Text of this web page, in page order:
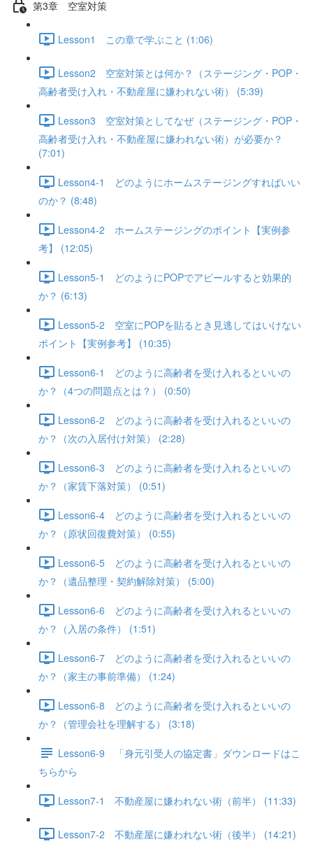
第3章 空室対策
Lesson1 この章で学ぶこと (1:06)
Lesson2 空室対策とは何か？（ステージング・POP・
高齢者受け入れ・不動産屋に嫌われない術） (5:39)
Lesson3 空室対策としてなぜ（ステージング・POP・
高齢者受け入れ・不動産屋に嫌われない術）が必要か？
(7:01)
Lesson4-1 どのようにホームステージングすればいい
のか？ (8:48)
Lesson4-2 ホームステージングのポイント【実例参
考】 (12:05)
Lesson5-1 どのようにPOPでアピールすると効果的
か？ (6:13)
Lesson5-2 空室にPOPを貼るとき見逃してはいけない
ポイント【実例参考】 (10:35)
Lesson6-1 どのように高齢者を受け入れるといいの
か？（4つの問題点とは？） (0:50)
Lesson6-2 どのように高齢者を受け入れるといいの
か？（次の入居付け対策） (2:28)
Lesson6-3 どのように高齢者を受け入れるといいの
か？（家賃下落対策） (0:51)
Lesson6-4 どのように高齢者を受け入れるといいの
か？（原状回復費対策） (0:55)
Lesson6-5 どのように高齢者を受け入れるといいの
か？（遺品整理・契約解除対策） (5:00)
Lesson6-6 どのように高齢者を受け入れるといいの
か？（入居の条件） (1:51)
Lesson6-7 どのように高齢者を受け入れるといいの
か？（家主の事前準備） (1:24)
Lesson6-8 どのように高齢者を受け入れるといいの
か？（管理会社を理解する） (3:18)
Lesson6-9 「身元引受人の協定書」ダウンロードはこ
ちらから
Lesson7-1 不動産屋に嫌われない術（前半） (11:33)
Lesson7-2 不動産屋に嫌われない術（後半） (14:21)